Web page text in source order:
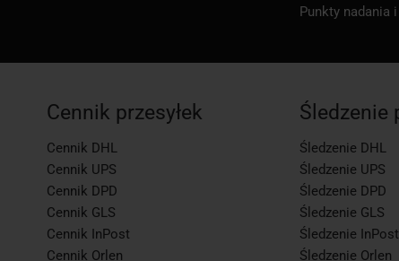
Punkty nadania
Cennik przesyłek
Cennik DHL
Cennik UPS
Cennik DPD
Cennik GLS
Cennik InPost
Cennik Orlen
Śledzenie
Śledzenie DHL
Śledzenie UPS
Śledzenie DPD
Śledzenie GLS
Śledzenie InPost
Śledzenie Orlen